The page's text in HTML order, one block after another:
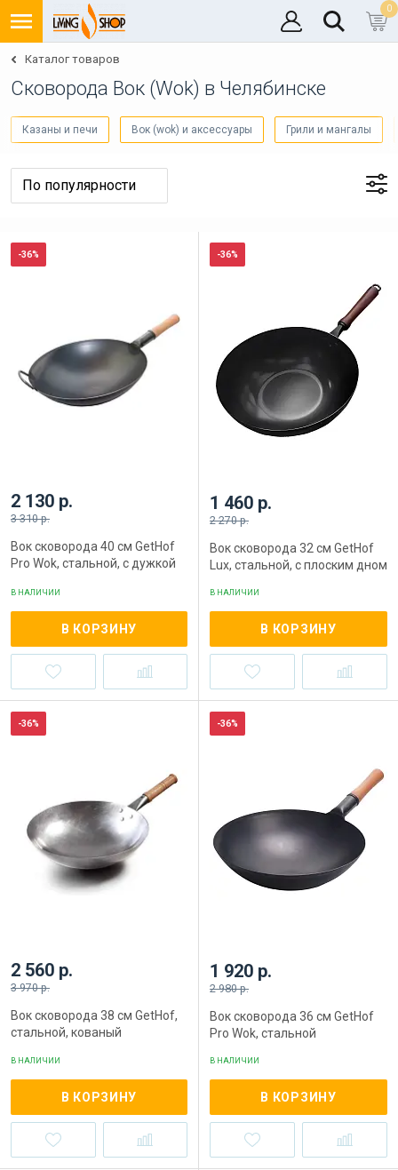
0
Каталог товаров
Cковорода Вок (Wok) в Челябинске
Казаны и печи Вок (wok) и аксессуары Грили и мангалы
2 130 р.
3 310 р.
Вок сковорода 40 см GetHof
Pro Wok, стальной, с дужкой
В НАЛИЧИИ
В КОРЗИНУ
-36%
1 460 р.
2 270 р.
Вок сковорода 32 см GetHof
Lux, стальной, с плоским дном
В НАЛИЧИИ
В КОРЗИНУ
-36%
2 560 р.
3 970 р.
Вок сковорода 38 см GetHof,
стальной, кованый
В НАЛИЧИИ
В КОРЗИНУ
-36%
1 920 р.
2 980 р.
Вок сковорода 36 см GetHof
Pro Wok, стальной
В НАЛИЧИИ
В КОРЗИНУ
-36%